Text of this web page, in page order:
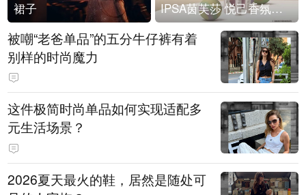
裙子 IPSA茵芙莎 悦己香氛凝露上市
被嘲“老爸单品”的五分牛仔裤有着
别样的时尚魔力
这件极简时尚单品如何实现适配多
元生活场景？
2026夏天最火的鞋，居然是随处可